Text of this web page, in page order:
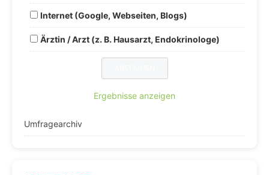
Internet (Google, Webseiten, Blogs)
Ärztin / Arzt (z. B. Hausarzt, Endokrinologe)
Ergebnisse anzeigen
Umfragearchiv